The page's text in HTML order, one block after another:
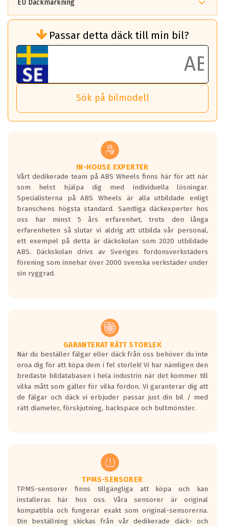
EU Däckmärkning
bränsleförbrukningen)
Det ska vara en betygsskala från klass A
till G för rullmotstånd.
Ett klass A däck kommer ha 6,5% bättre
bränsleförbrukning än ett klass G däck.
Det betyder att om man kör 10,000 km,
så sparar man 50 liter bränsle med ett
vilken körstil du använder.
Våtgrepp egenskaper:
Betygsskalan är satt A till F. Där A påvisar
den kortaste bromssträckan och F är den
längsta.
Inga D eller G betyg delas ut för
personbilar och lätta lastbilar.
Betyget sätts efter ett test där däcken
skall bromsa in på en väg där det ligger
0.5-1.5 mm vatten.
I 80km/h kommer skillnaden på
Vid körning i över 50km/h brukar
rullmotståndets ljud överträffa
motorljudet.
På däckmärkningen kommer det finnas
en symbol av ett däck med vågar. Hög
bullernivå markeras med svarta vågor
medans de vita vågorna påvisar om det är
ett tyst däck.
regelverket som introduceras år 2016.
Ett däck med två svarta vågor är redan
godkända för år 2016 nya regelverk.
Ett däck med en svart våg kommer vara
minst tre decibel tystare än det
regelverk som börjar gälla 2016.
Passar detta däck till min bil?
Sök på bilmodell
IN-HOUSE EXPERTER
Vårt dedikerade team på ABS Wheels finns här för att när
som helst hjälpa dig med individuella lösningar.
Specialisterna på ABS Wheels är alla utbildade enligt
branschens högsta standard. Samtliga däckexperter hos
oss har minst 5 års erfarenhet, trots den långa
erfarenheten så slutar vi aldrig att utbilda vår personal,
ett exempel på detta är däckskolan som 2020 utbildade
ABS. Däckskolan drivs av Sveriges fordonsverkstäders
förening som innehar över 2000 svenska verkstäder under
sin ryggrad.
GARANTERAT RÄTT STORLEK
När du beställer fälgar eller däck från oss behöver du inte
oroa dig för att köpa dem i fel storlek! Vi har nämligen den
bredaste bildatabasen i hela industrin när det kommer till
vilka mått som gäller för vilka fordon. Vi garanterar dig att
de fälgar och däck vi erbjuder passar just din bil / med
rätt diameter, förskjutning, backspace och bultmönster.
TPMS-SENSORER
TPMS-sensorer finns tillgängliga att köpa och kan
installeras här hos oss. Våra sensorer är original
kompatibla och fungerar exakt som original-sensorerna.
Din beställning skickas från vår dedikerade däck- och